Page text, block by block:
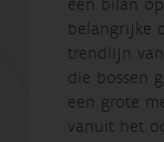
een bilan
belangrijke
trendlijn
die bossen
een grote
vanuit het